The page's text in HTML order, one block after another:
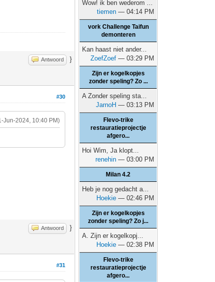
Antwoord }
#30
Jun-2024, 10:40 PM)
Antwoord }
#31
Wow! ik ben wederom ...
tiemen — 04:14 PM
vork Challenge Taifun
demonteren
Kan haast niet ander...
ZoefZoef — 03:29 PM
Zijn er kogelkopjes
zonder speling? Zo ...
A Zonder speling sta...
JarnoH — 03:13 PM
Flevo-trike
restauratieprojectje
afgero...
Hoi Wim, Ja klopt...
renehin — 03:00 PM
Milan 4.2
Heb je nog gedacht a...
Hoekie — 02:46 PM
Zijn er kogelkopjes
zonder speling? Zo j...
A. Zijn er kogelkopj...
Hoekie — 02:38 PM
Flevo-trike
restauratieprojectje
afgero...